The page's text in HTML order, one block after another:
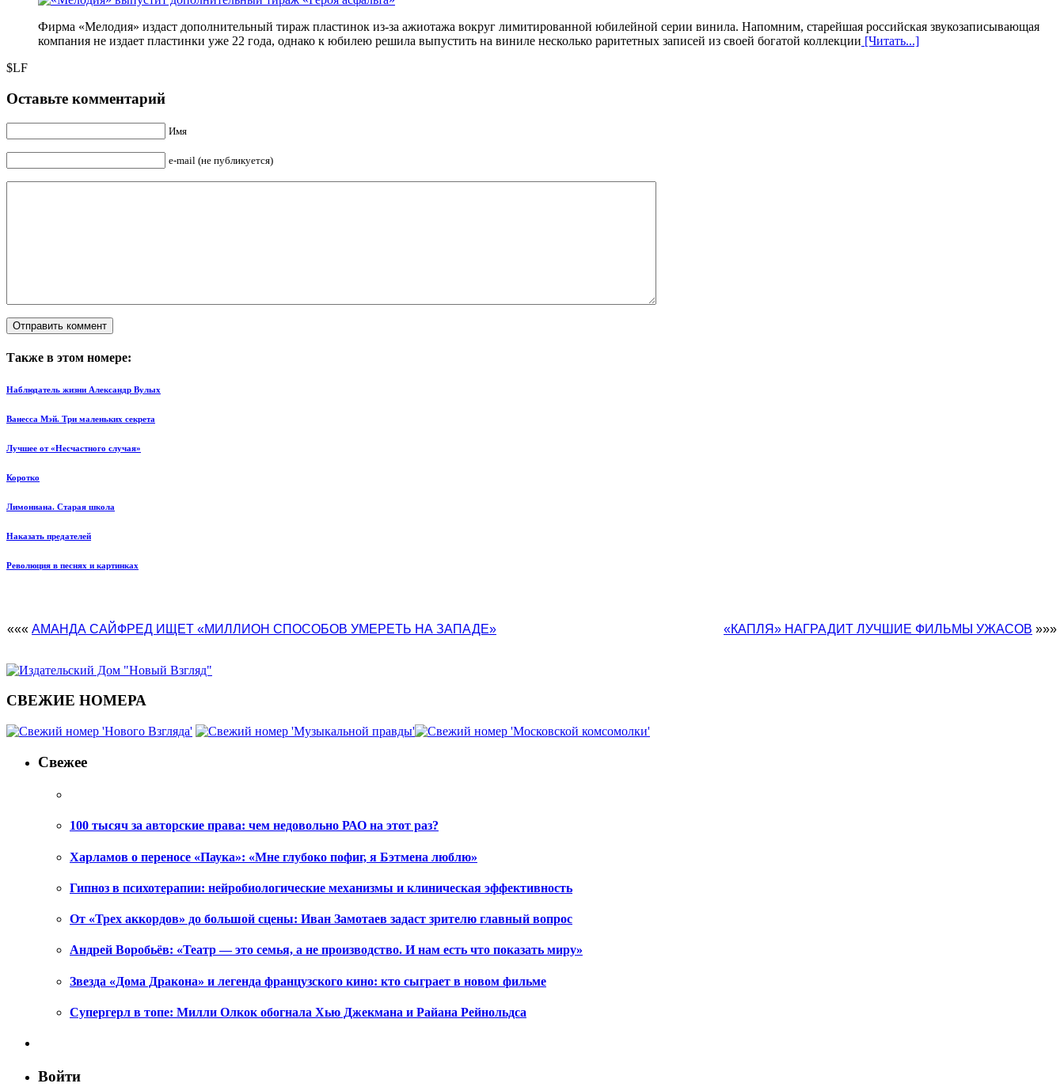
Фирма «Мелодия» издаст дополнительный тираж пластинок из-за ажиотажа вокруг лимитированной юбилейной серии винила. Напомним, старейшая российская звукозаписывающая
компания не издает пластинки уже 22 года, однако к юбилею решила выпустить на виниле несколько раритетных записей из своей богатой коллекции [Читать...]
$LF
Оставьте комментарий
Имя
e-mail (не публикуется)
Также в этом номере:
Наблюдатель жизни Александр Вулых
Ванесса Мэй. Три маленьких секрета
Лучшее от «Несчастного случая»
Коротко
Лимониана. Старая школа
Наказать предателей
Революция в песнях и картинках
««« АМАНДА САЙФРЕД ИЩЕТ «МИЛЛИОН СПОСОБОВ УМЕРЕТЬ НА ЗАПАДЕ» «КАПЛЯ» НАГРАДИТ ЛУЧШИЕ ФИЛЬМЫ УЖАСОВ »»»
СВЕЖИЕ НОМЕРА
Свежее
100 тысяч за авторские права: чем недовольно РАО на этот раз?
Харламов о переносе «Паука»: «Мне глубоко пофиг, я Бэтмена люблю»
Гипноз в психотерапии: нейробиологические механизмы и клиническая эффективность
От «Трех аккордов» до большой сцены: Иван Замотаев задаст зрителю главный вопрос
Андрей Воробьёв: «Театр — это семья, а не производство. И нам есть что показать миру»
Звезда «Дома Дракона» и легенда французского кино: кто сыграет в новом фильме
Супергерл в топе: Милли Олкок обогнала Хью Джекмана и Райана Рейнольдса
Войти